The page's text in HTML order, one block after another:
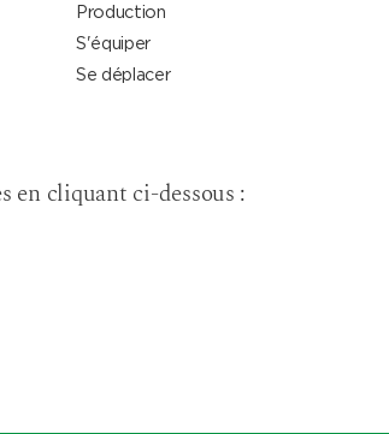
Production
S'équiper
Se déplacer
cliquant ci-dessous :